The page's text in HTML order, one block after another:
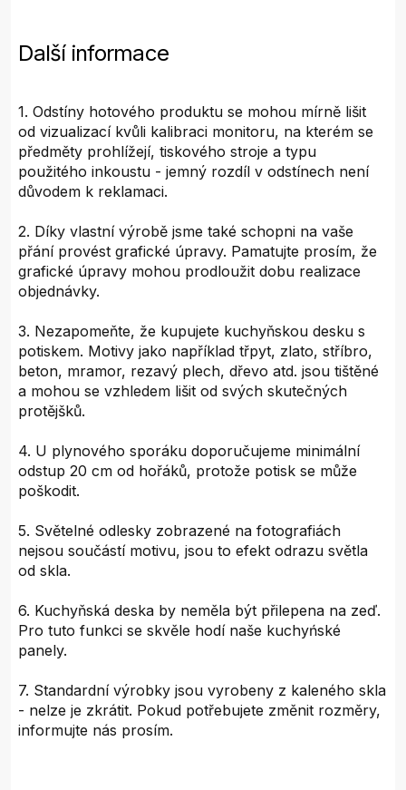
Další informace
1. Odstíny hotového produktu se mohou mírně lišit
od vizualizací kvůli kalibraci monitoru, na kterém se
předměty prohlížejí, tiskového stroje a typu
použitého inkoustu - jemný rozdíl v odstínech není
důvodem k reklamaci.
2. Díky vlastní výrobě jsme také schopni na vaše
přání provést grafické úpravy. Pamatujte prosím, že
grafické úpravy mohou prodloužit dobu realizace
objednávky.
3. Nezapomeňte, že kupujete kuchyňskou desku s
potiskem. Motivy jako například třpyt, zlato, stříbro,
beton, mramor, rezavý plech, dřevo atd. jsou tištěné
a mohou se vzhledem lišit od svých skutečných
protějšků.
4. U plynového sporáku doporučujeme minimální
odstup 20 cm od hořáků, protože potisk se může
poškodit.
5. Světelné odlesky zobrazené na fotografiách
nejsou součástí motivu, jsou to efekt odrazu světla
od skla.
6. Kuchyňská deska by neměla být přilepena na zeď.
Pro tuto funkci se skvěle hodí naše kuchyńské
panely.
7. Standardní výrobky jsou vyrobeny z kaleného skla
- nelze je zkrátit. Pokud potřebujete změnit rozměry,
informujte nás prosím.